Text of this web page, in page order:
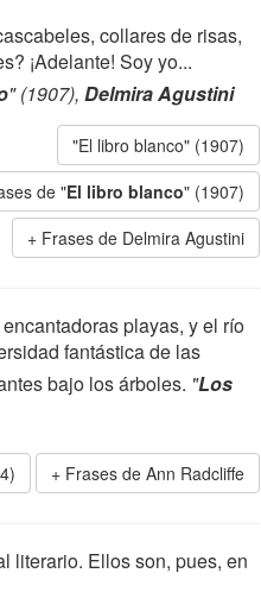
collares de risas,
¡Adelante! Soy yo...
" (1907), Delmira Agustini
"El libro blanco" (1907)
de "El libro blanco" (1907)
Frases de Delmira Agustini
playas, y el río
fantástica de las
bajo los árboles. "Los
Frases de Ann Radcliffe
literario. Ellos son, pues, en